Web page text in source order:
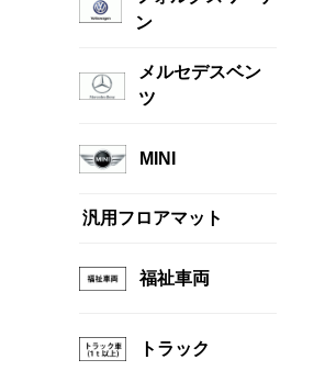
ン
メルセデスベン
ツ
MINI
汎用フロアマット
福祉車両
トラック